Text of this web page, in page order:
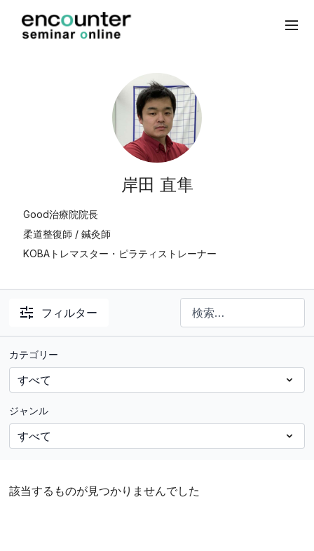
岸田 直隼
Good治療院院長
柔道整復師 / 鍼灸師
KOBAトレマスター・ピラティストレーナー
フィルター
カテゴリー
ジャンル
該当するものが見つかりませんでした